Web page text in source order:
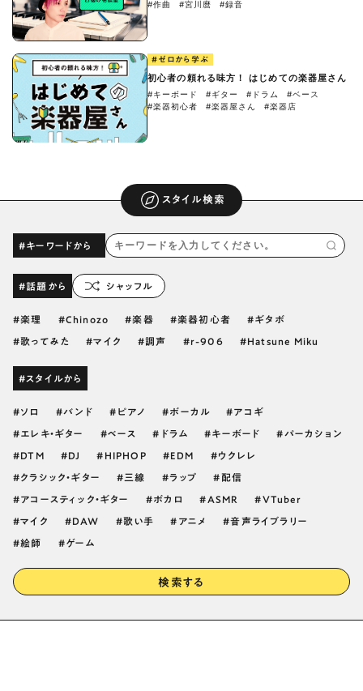
#作曲
#宮川麿 #録音
#ゼロから学ぶ
初心者の頼れる味方！ はじめての楽器屋さん
#キーボード #ギター #ドラム
#ベース
#楽器初心者
#楽器屋さん #楽器店
スタイル検索
#キーワードから
#話題から シャッフル
楽理 Chinozo 楽器 楽器初心者 ギタボ
歌ってみた マイク 調声 r-906 Hatsune Miku
#スタイルから
ソロ バンド ピアノ ボーカル アコギ
エレキ・ギター ベース ドラム キーボード パーカション
DTM DJ HIPHOP EDM ウクレレ
クラシック・ギター 三線 ラップ 配信
アコースティック・ギター ボカロ ASMR VTuber
マイク DAW 歌い手 アニメ 音声ライブラリー
絵師 ゲーム
検索する